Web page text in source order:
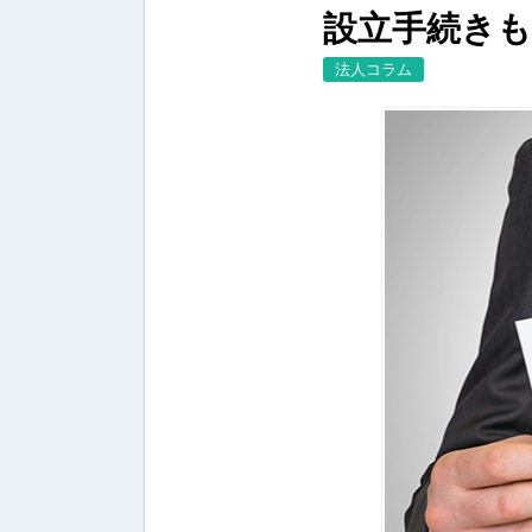
設立手続き
法人コラム